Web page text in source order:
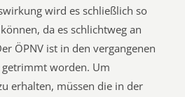
wird es schließlich so
da es schlichtweg an
ÖPNV ist in den vergangenen
getrimmt worden. Um
erhalten, müssen die in der